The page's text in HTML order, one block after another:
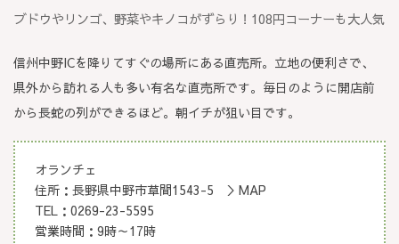
ブドウやリンゴ、野菜やキノコがずらり！108円コーナーも大人気
信州中野ICを降りてすぐの場所にある直売所。立地の便利さで、
県外から訪れる人も多い有名な直売所です。毎日のように開店前
から長蛇の列ができるほど。朝イチが狙い目です。
オランチェ
住所：長野県中野市草間1543-5 ＞MAP
TEL：0269-23-5595
営業時間：9時～17時